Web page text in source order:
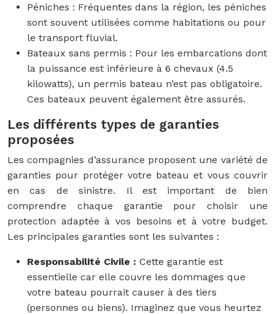
Péniches : Fréquentes dans la région, les péniches
sont souvent utilisées comme habitations ou pour
le transport fluvial.
Bateaux sans permis : Pour les embarcations dont
la puissance est inférieure à 6 chevaux (4.5
kilowatts), un permis bateau n’est pas obligatoire.
Ces bateaux peuvent également être assurés.
Les différents types de garanties
proposées
Les compagnies d’assurance proposent une variété de
garanties pour protéger votre bateau et vous couvrir
en cas de sinistre. Il est important de bien
comprendre chaque garantie pour choisir une
protection adaptée à vos besoins et à votre budget.
Les principales garanties sont les suivantes :
Responsabilité Civile : Cette garantie est
essentielle car elle couvre les dommages que
votre bateau pourrait causer à des tiers
(personnes ou biens). Imaginez que vous heurtez